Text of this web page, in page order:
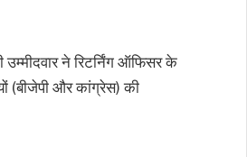
ने रिटर्निंग ऑफिसर के
(बीजेपी और कांग्रेस) की